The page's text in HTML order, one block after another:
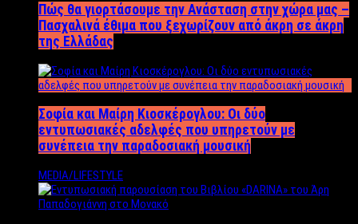
Πώς θα γιορτάσουμε την Ανάσταση στην χώρα μας –
Πασχαλινά έθιμα που ξεχωρίζουν από άκρη σε άκρη
της Ελλάδας
Σοφία και Μαίρη Κιοσκέρογλου: Οι δύο
εντυπωσιακές αδελφές που υπηρετούν με
συνέπεια την παραδοσιακή μουσική
MEDIA/LIFESTYLE